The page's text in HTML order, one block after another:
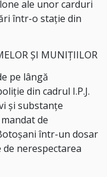
ale unor carduri
într-o stație din
ȘI MUNIȚIILOR
pe lângă
din cadrul I.P.J.
și substanțe
de
într-un dosar
nerespectarea